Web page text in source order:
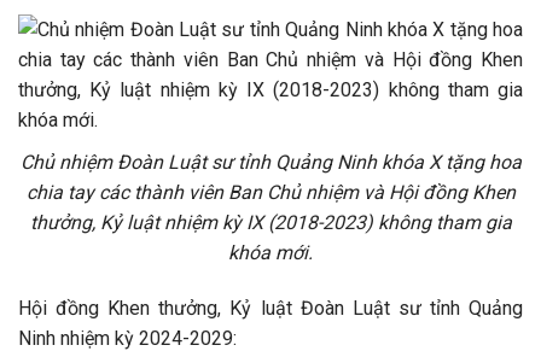
Chủ nhiệm Đoàn Luật sư tỉnh Quảng Ninh khóa X tặng hoa
chia tay các thành viên Ban Chủ nhiệm và Hội đồng Khen
thưởng, Kỷ luật nhiệm kỳ IX (2018-2023) không tham gia
khóa mới.
Hội đồng Khen thưởng, Kỷ luật Đoàn Luật sư tỉnh Quảng
Ninh nhiệm kỳ 2024-2029: